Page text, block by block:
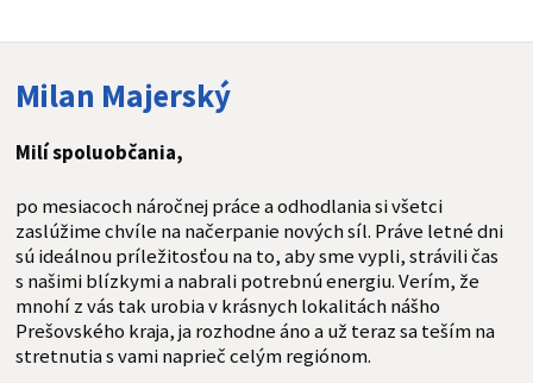
Milan Majerský
Milí spoluobčania,
po mesiacoch náročnej práce a odhodlania si všetci
zaslúžime chvíle na načerpanie nových síl. Práve letné dni
sú ideálnou príležitosťou na to, aby sme vypli, strávili čas
s našimi blízkymi a nabrali potrebnú energiu. Verím, že
mnohí z vás tak urobia v krásnych lokalitách nášho
Prešovského kraja, ja rozhodne áno a už teraz sa teším na
stretnutia s vami naprieč celým regiónom.